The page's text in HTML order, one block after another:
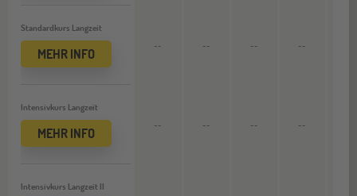
Standardkurs Langzeit
MEHR INFO
Intensivkurs Langzeit
MEHR INFO
Intensivkurs Langzeit II
-- -- -- --
-- -- -- --